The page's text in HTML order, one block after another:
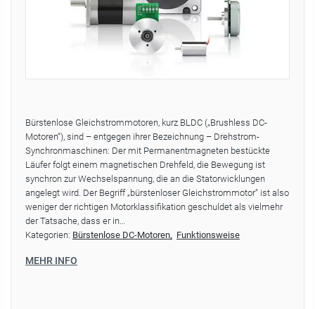
Bürstenlose Gleichstrommotoren, kurz BLDC („Brushless DC-
Motoren“), sind – entgegen ihrer Bezeichnung – Drehstrom-
Synchronmaschinen: Der mit Permanentmagneten bestückte
Läufer folgt einem magnetischen Drehfeld, die Bewegung ist
synchron zur Wechselspannung, die an die Statorwicklungen
angelegt wird. Der Begriff „bürstenloser Gleichstrommotor“ ist also
weniger der richtigen Motorklassifikation geschuldet als vielmehr
der Tatsache, dass er in…
Kategorien: Bürstenlose DC-Motoren Funktionsweise
MEHR INFO